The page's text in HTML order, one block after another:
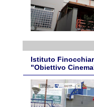
Istituto
"Obiettivo